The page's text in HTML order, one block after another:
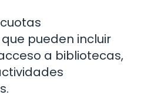
cuotas
pueden incluir
a bibliotecas,